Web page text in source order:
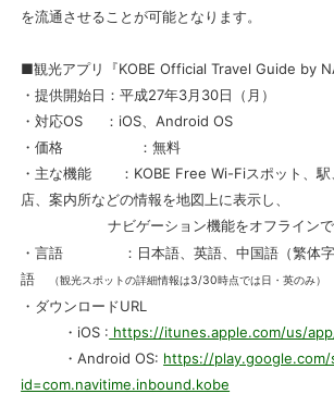
を流通させることが可能となります。
■観光アプリ『KOBE Official Travel Guide by
・提供開始日 ：平成27年3月30日（月）
・対応OS
：iOS、Android OS
・価格
：無料
・主な機能 ：KOBE Free Wi-Fiスポット、駅
店、案内所などの情報を地図上に表示し、
ナビゲーション機能をオフライン
・言語
：日本語、英語、中国語（繁体
語
（観光スポットの詳細情報は3/30時点では日・英のみ）
・ダウンロードURL
・iOS : https://itunes.apple.com/us/
・Android OS: https://
id=com.navitime.inbound.kobe